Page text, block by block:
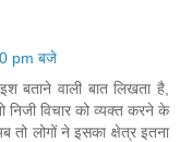
pm बजे
बताने वाली बात लिखता है,
निजी विचार को व्यक्त करने के
लोगों ने इसका क्षेत्र इतना